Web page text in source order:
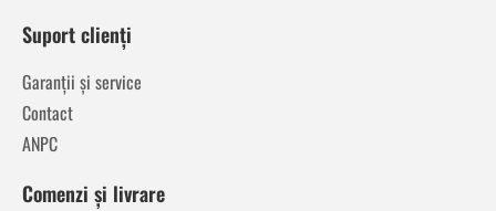
Suport clienți
Garanții și service
Contact
ANPC
Comenzi și livrare